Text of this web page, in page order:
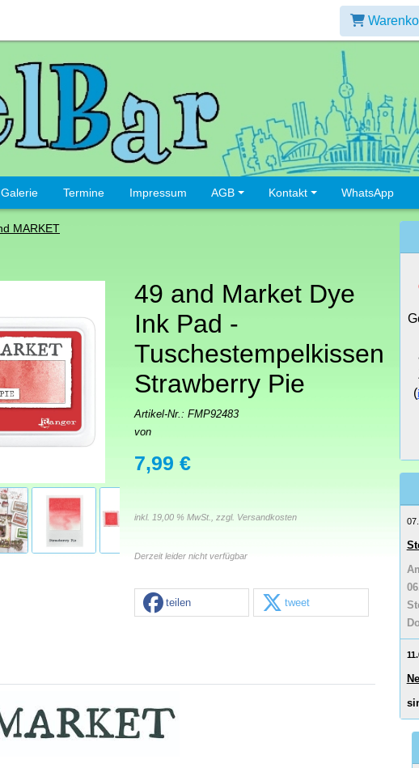
Galerie Termine Impressum AGB Kontakt WhatsApp
MARKET
49 and Market Dye
Ink Pad -
Tuschestempelkissen
Strawberry Pie
Artikel-Nr.: FMP92483
von
7,99 €
inkl. 19,00 % MwSt., zzgl. Versandkosten
Derzeit leider nicht verfügbar
teilen tweet
(